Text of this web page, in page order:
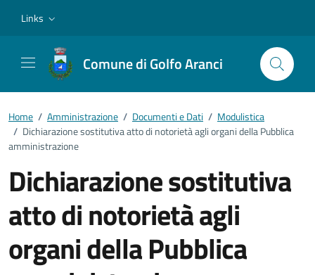
Links
Comune di Golfo Aranci
Home / Amministrazione / Documenti e Dati / Modulistica
/ Dichiarazione sostitutiva atto di notorietà agli organi della Pubblica
amministrazione
Dichiarazione sostitutiva
atto di notorietà agli
organi della Pubblica